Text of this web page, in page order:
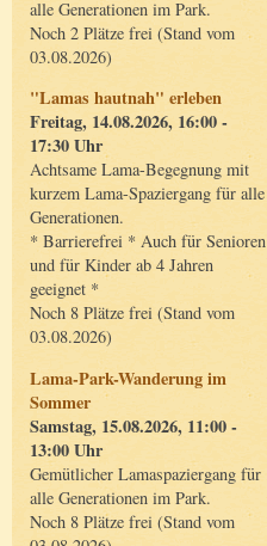
alle Generationen im Park.
Noch 2 Plätze frei (Stand vom
03.08.2026)
"Lamas hautnah" erleben
Freitag, 14.08.2026, 16:00 -
17:30 Uhr
Achtsame Lama-Begegnung mit
kurzem Lama-Spaziergang für alle
Generationen.
* Barrierefrei * Auch für Senioren
und für Kinder ab 4 Jahren
geeignet *
Noch 8 Plätze frei (Stand vom
03.08.2026)
Lama-Park-Wanderung im
Sommer
Samstag, 15.08.2026, 11:00 -
13:00 Uhr
Gemütlicher Lamaspaziergang für
alle Generationen im Park.
Noch 8 Plätze frei (Stand vom